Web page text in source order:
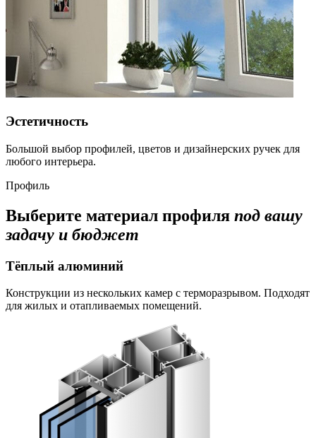
Эстетичность
Большой выбор профилей, цветов и дизайнерских ручек для
любого интерьера.
Профиль
Выберите материал профиля под вашу
задачу и бюджет
Тёплый алюминий
Конструкции из нескольких камер с терморазрывом. Подходят
для жилых и отапливаемых помещений.